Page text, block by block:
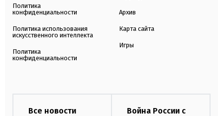
Политика
конфиденциальности
Политика использования
искусственного интеллекта
Политика
конфиденциальности
Архив
Карта сайта
Игры
Все новости
Война России с